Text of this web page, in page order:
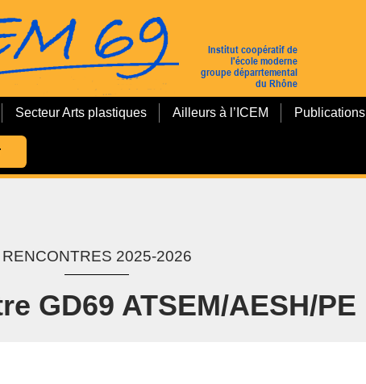
Secteur Arts plastiques Ailleurs à l’ICEM Publications
RENCONTRES 2025-2026
GD69 ATSEM/AESH/PE